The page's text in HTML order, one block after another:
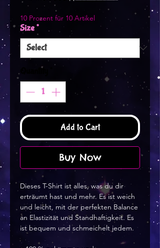
10 Prozent für 10 Artikel
Size*
Quantity
Add to Cart
Buy Now
Dieses T-Shirt ist alles, was du dir
erträumt hast und mehr. Es ist weich
und leicht, mit der perfekten Balance
an Elastizität und Standhaftigkeit. Es
ist bequem und schmeichelt jedem.